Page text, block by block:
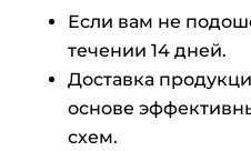
Если вам не
течении 14 дней.
Доставка
основе
схем.